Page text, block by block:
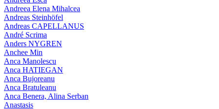
Andreea Elena Mihalcea
Andreas Steinhöfel
Andreas CAPELLANUS
André Scrima
Anders NYGREN
Anchee Min
Anca Manolescu
Anca HATIEGAN
Anca Bujoreanu
Anca Bratuleanu
Anca Benera, Alina Serban
Anastasis